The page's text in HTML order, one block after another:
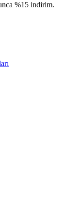
%15 indirim.